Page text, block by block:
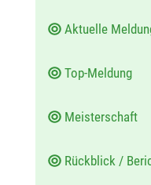
Aktuelle
Top-Meldung
Meisterschaft
Rückblick /